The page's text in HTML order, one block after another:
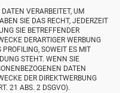
VERARBEITET, UM
SIE DAS RECHT, JEDERZEIT
SIE BETREFFENDER
DERARTIGER WERBUNG
SOWEIT ES MIT
STEHT. WENN SIE
DATEN
DER DIREKTWERBUNG
21 ABS. 2 DSGVO).